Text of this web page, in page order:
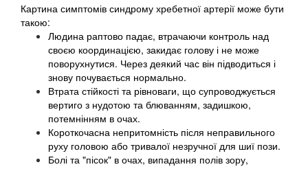
Картина симптомів синдрому хребетної артерії може бути
такою:
Людина раптово падає, втрачаючи контроль над
своєю координацією, закидає голову і не може
поворухнутися. Через деякий час він підводиться і
знову почувається нормально.
Втрата стійкості та рівноваги, що супроводжується
вертиго з нудотою та блюванням, задишкою,
потемнінням в очах.
Короткочасна непритомність після неправильного
руху головою або тривалої незручної для шиї пози.
Болі та "пісок" в очах, випадання полів зору,